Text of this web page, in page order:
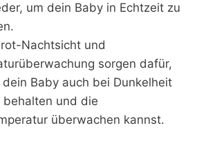
um dein Baby in Echtzeit zu
Nachtsicht und
sorgen dafür,
Baby auch bei Dunkelheit
behalten und die
überwachen kannst.